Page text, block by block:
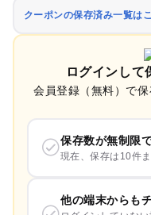
クーポンの保存済み一覧は
ログインして
会員登録（無料）で
保存数が無制限
現在、保存は10件
他の端末からも